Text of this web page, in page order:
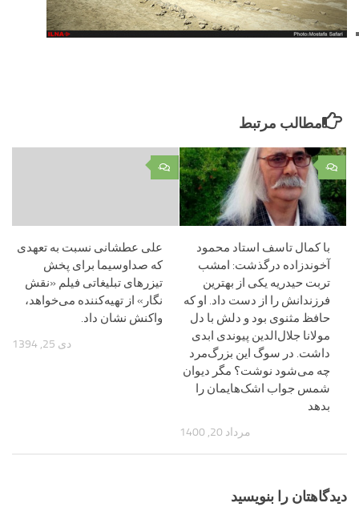
مطالب مرتبط
۰
علی عطشانی نسبت به تعهدی
که صداوسیما برای پخش
تیزرهای تبلیغاتی فیلم «نقش
نگار» از تهیه‌کننده می‌خواهد،
واکنش نشان داد.
دی 25, 1394
۰
با کمال تاسف استاد محمود
آخوندزاده درگذشت: امشب
تربت حیدریه یکی از بهترین
فرزندانش را از دست داد. او که
حافظ مثنوی بود و دلش با دل
مولانا جلال‌الدین پیوندی ابدی
داشت. در سوگ این بزرگ‌مرد
چه می‌شود نوشت؟ مگر دیوان
شمس جواب اشک‌هایمان را
بدهد
مرداد 20, 1400
دیدگاهتان را بنویسید